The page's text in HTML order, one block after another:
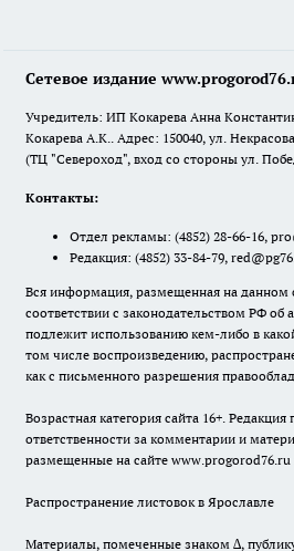
Сетевое издание
Учредитель: ИП Кокарева Анна
Кокарева А.К.. Адрес: 150040, ул.
(ТЦ "Североход", вход со стороны ул.
Контакты:
Отдел рекламы: (4852) 28-66-16,
Редакция: (4852) 33-84-79,
Вся информация, размещенная на данном
соответствии с законодательством РФ об
подлежит использованию кем-либо в
том числе воспроизведению,
как с письменного разрешения
Возрастная категория сайта 16+. Редакция
ответственности за комментарии и
размещенные на сайте www.progorod76.ru
Распространение листовок в Ярославле
Материалы, помеченные знаком ∆,